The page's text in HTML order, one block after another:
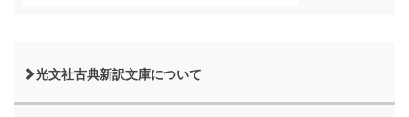
光文社古典新訳文庫について